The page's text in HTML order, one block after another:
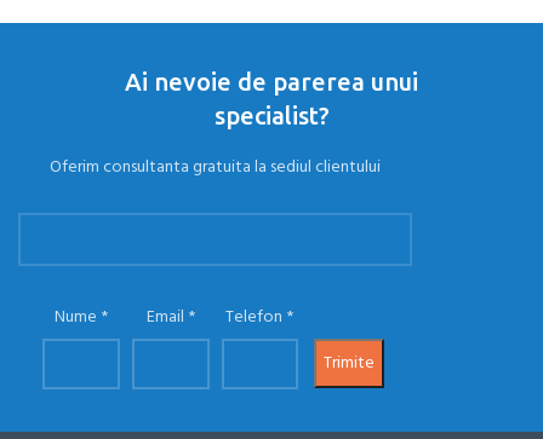
Ai nevoie de parerea unui
specialist?
Oferim consultanta gratuita la sediul clientului
Nume Email Telefon